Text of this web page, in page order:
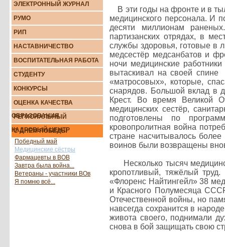
ЭЛEКТРOННЫЙ ЖУРНAЛ
РУМО
РИП
НАСТАВНИЧЕСТВО
ВОСПИТАТЕЛЬНАЯ РАБОТА
СТУДЕНТУ
КОНКУРСЫ
ОЦЕНКА КАЧЕСТВА
ОБРАЗОВАНИЯ
РЕГИОНАЛЬНЫЙ
КАДРОВЫЙ ЦЕНТР
С ДНЕМ ПОБЕДЫ
Победный май
Медицинские сёстры
Фармацевты в ВОВ
Завтра была война...
Ветераны - участники ВОв
Я помню всё...
В эти годы на фронте и в
медицинского персонала. И
десяти миллионам
партизанских отрядах, в
службы здоровья, готовые в
медсестёр медсанбатов и
ночи медицинские
вытаскивал на своей
«матросовых», которые,
снарядов. Большой вклад в
Крест. Во время Великой
медицинских сестёр,
подготовлены по
кровопролитная война
стране насчитывалось
воинов были возвращены
Несколько тысяч
кропотливый, тяжёлый
«Флоренс Найтингейл» 38
и Красного Полумесяца
Отечественной войны, но
навсегда сохранится в
живота своего, поднимали
снова в бой защищать свою